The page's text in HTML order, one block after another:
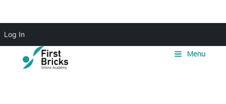
Log In
to
Menu
Menu